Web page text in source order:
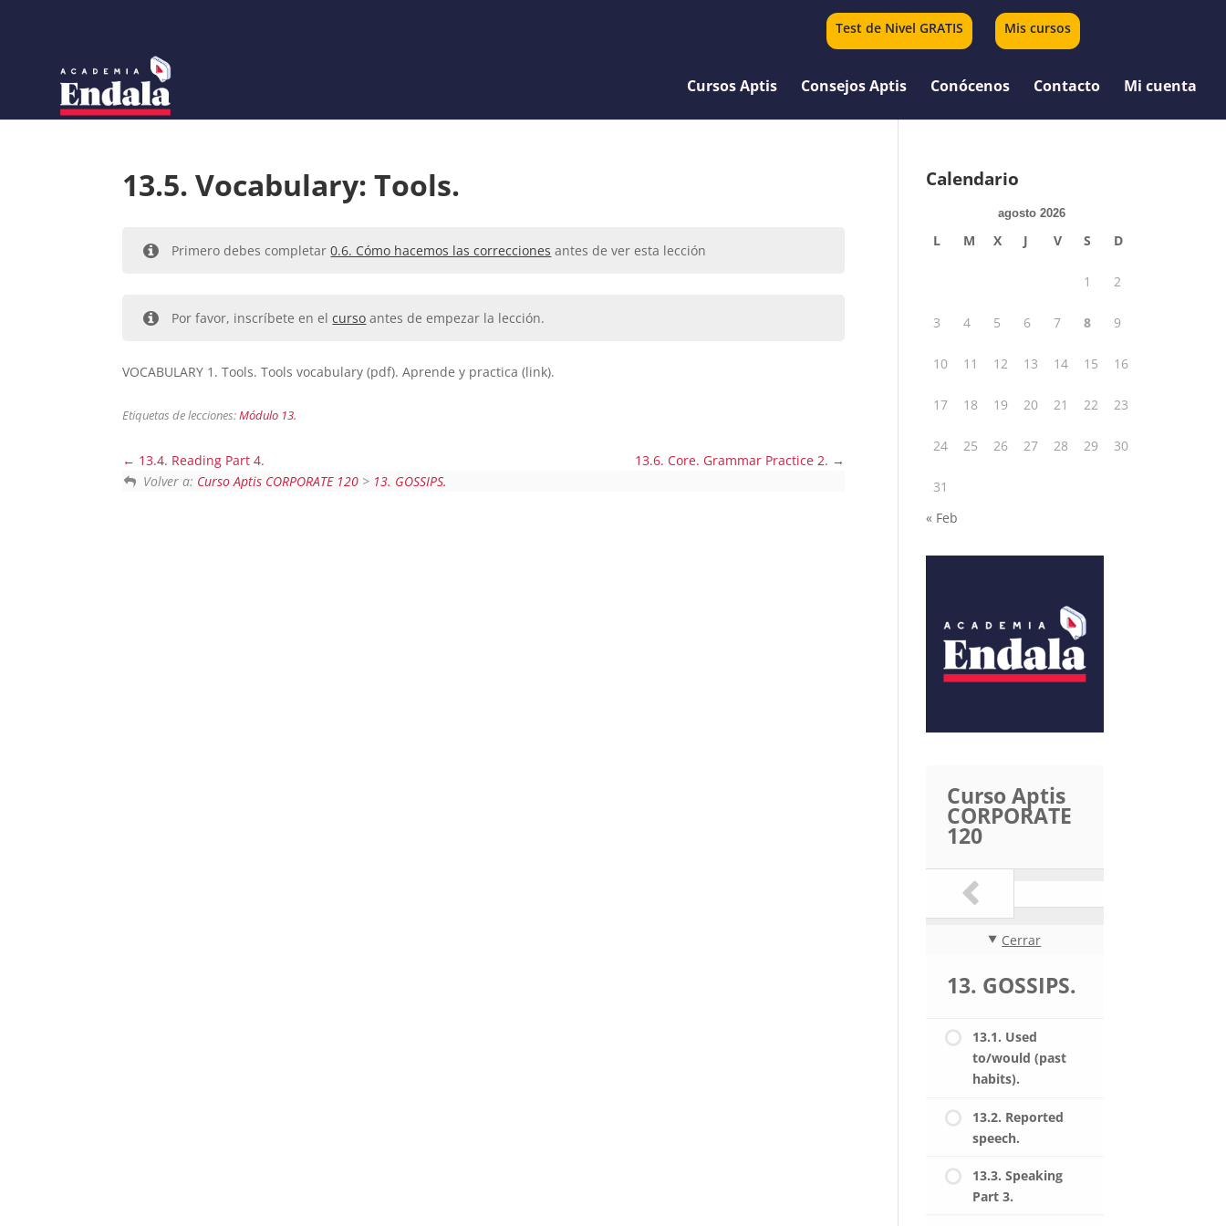
Test de Nivel GRATIS Mis cursos
Cursos Aptis Consejos Aptis Conócenos Contacto Mi cuenta
13.5. Vocabulary: Tools.
Primero debes completar0.6. Cómo hacemos las correcciones antes de ver esta lección
Por favor, inscríbete en elcurso antes de empezar la lección.
VOCABULARY 1. Tools. Tools vocabulary (pdf). Aprende y practica (link).
Etiquetas de lecciones:Módulo 13.
13.4. Reading Part 4.
13.6. Core. Grammar Practice 2.
Volver a: Curso Aptis CORPORATE 120 > 13. GOSSIPS.
Calendario
agosto 2026
L M X J V S D
1 2
3 4 5 6 7 8 9
10 11 12 13 14 15 16
17 18 19 20 21 22 23
24 25 26 27 28 29 30
31
« Feb
Curso Aptis
CORPORATE
120
Cerrar
13. GOSSIPS.
13.1. Used
to/would (past
habits).
13.2. Reported
speech.
13.3. Speaking
Part 3.